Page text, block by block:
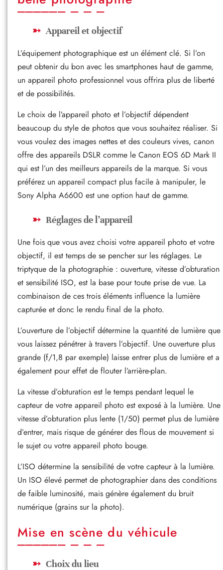
Appareil et objectif
L’équipement photographique est un élément clé. Si l’on
peut obtenir du bon avec les smartphones haut de gamme,
un appareil photo professionnel vous offrira plus de liberté
et de possibilités.
Le choix de l’appareil photo et l’objectif dépendent
beaucoup du style de photos que vous souhaitez réaliser. Si
vous voulez des images nettes et des couleurs vives, canon
offre des appareils DSLR comme le Canon EOS 6D Mark II
qui est l’un des meilleurs appareils de la marque. Si vous
préférez un appareil compact plus facile à manipuler, le
Sony Alpha A6600 est une option haut de gamme.
Réglages de l’appareil
Une fois que vous avez choisi votre appareil photo et votre
objectif, il est temps de se pencher sur les réglages. Le
triptyque de la photographie : ouverture, vitesse d’obturation
et sensibilité ISO, est la base pour toute prise de vue. La
combinaison de ces trois éléments influence la lumière
capturée et donc le rendu final de la photo.
L’ouverture de l’objectif détermine la quantité de lumière que
vous laissez pénétrer à travers l’objectif. Une ouverture plus
grande (f/1,8 par exemple) laisse entrer plus de lumière et a
également pour effet de flouter l’arrière-plan.
La vitesse d’obturation est le temps pendant lequel le
capteur de votre appareil photo est exposé à la lumière. Une
vitesse d’obturation plus lente (1/50) permet plus de lumière
d’entrer, mais risque de générer des flous de mouvement si
le sujet ou votre appareil photo bouge.
L’ISO détermine la sensibilité de votre capteur à la lumière.
Un ISO élevé permet de photographier dans des conditions
de faible luminosité, mais génère également du bruit
numérique (grains sur la photo).
Mise en scène du véhicule
Choix du lieu